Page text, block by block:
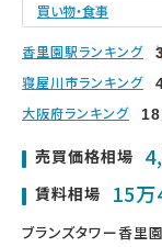
買い物・食事
香里園駅ランキング
寝屋川市ランキング
大阪府ランキング
売買価格相場
賃料相場 15
ブランズタワー香里